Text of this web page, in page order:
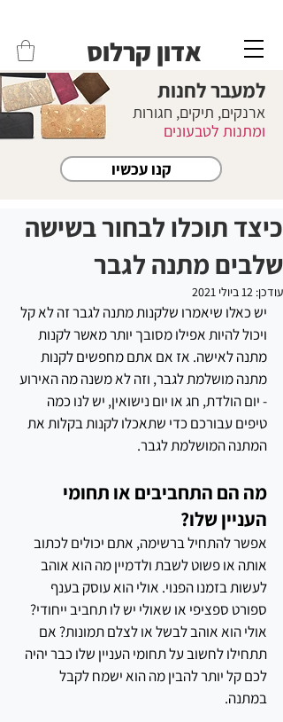
אדון קרלוס
למעבר לחנות
ארנקים, תיקים, חגורות
ומתנות לטבעונים
קנו עכשיו
כיצד תוכלו לבחור בשישה
שלבים מתנה לגבר
עודכן: 12 ביולי 2021
יש כאלו שיאמרו שלקנות מתנה לגבר זה לא קל
ויכול להיות אפילו מסובך יותר מאשר לקנות
מתנה לאישה. אז אם אתם מחפשים לקנות
מתנה מושלמת לגבר, וזה לא משנה מה האירוע
- יום הולדת, חג או יום נישואין, יש לנו כמה
טיפים עבורכם כדי שתאכלו לקנות בקלות את
המתנה המושלמת לגבר.
מה הם התחביבים או תחומי
העניין שלו?
אפשר להתחיל ברשימה, אתם יכולים לכתוב
אותה או פשוט לשבת ולדמיין מה הוא אוהב
לעשות בזמנו הפנוי. אולי הוא עוסק בענף
ספורט ספציפי או שאולי יש לו תחביב ייחודי?
אולי הוא אוהב לבשל או לצלם תמונות? אם
תתחילו לחשוב על תחומי העניין שלו כבר יהיה
לכם קל יותר להבין מה הוא ישמח לקבל
במתנה.